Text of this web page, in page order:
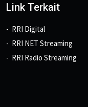
Link Terkait
RRI Digital
RRI NET Streaming
RRI Radio Streaming